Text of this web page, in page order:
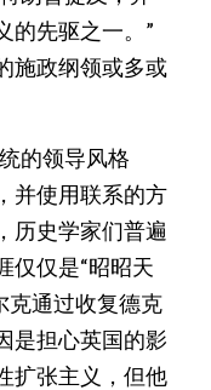
的先驱之一。”
施政纲领或多或
的领导风格
并使用联系的方
历史学家们普遍
仅仅是“昭昭天
克通过收复德克
是担心英国的影
扩张主义，但他